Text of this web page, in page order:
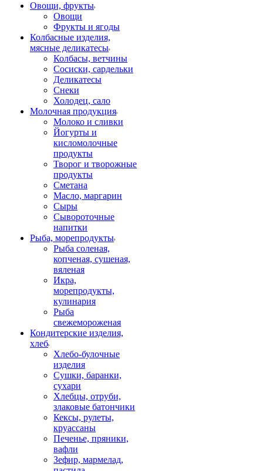
Овощи, фрукты
Овощи
Фрукты и ягоды
Колбасные изделия,
мясные деликатесы
Колбасы, ветчины
Сосиски, сардельки
Деликатесы
Снеки
Холодец, сало
Молочная продукция
Молоко и сливки
Йогурты и
кисломолочные
продукты
Творог и творожные
продукты
Сметана
Масло, маргарин
Сыры
Сывороточные
напитки
Рыба, морепродукты
Рыба соленая,
копченая, сушеная,
вяленая
Икра,
морепродукты,
кулинария
Рыба
свежемороженая
Кондитерские изделия,
хлеб
Хлебо-булочные
изделия
Сушки, баранки,
сухари
Хлебцы, отруби,
злаковые батончики
Кексы, рулеты,
круассаны
Печенье, пряники,
вафли
Зефир, мармелад,